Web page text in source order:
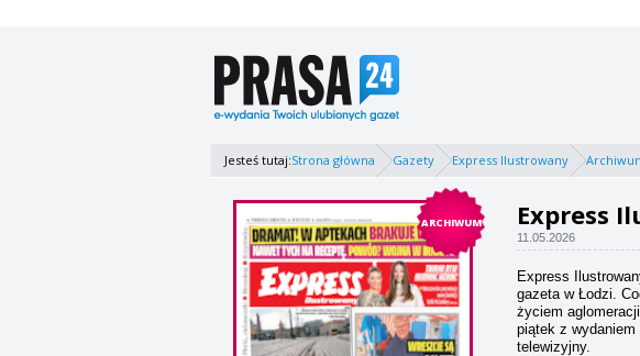
Jesteś tutaj:Strona główna Gazety Express Ilustrowany
ARCHIWUM Express
11.05.2026
Express
gazeta w Łodzi.
życiem
piątek z
telewizyjny.